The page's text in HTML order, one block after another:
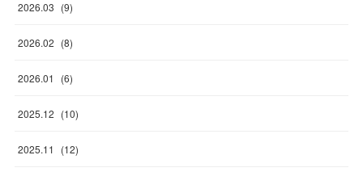
2026.03 (9)
2026.02 (8)
2026.01 (6)
2025.12 (10)
2025.11 (12)